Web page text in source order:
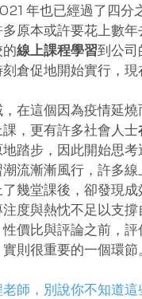
年也已經過了四
原本或許要花上數
線上課程學習到公司
刻倉促地開始實行，
，在這個因為疫情延
，更有許多社會人士
踏步，因此開始思
流漸漸風行，許多線
幾堂課後，卻發現
度與熱忱不足以支
價比與評論之前，
則很重要的一個環
師，別說你不知道這